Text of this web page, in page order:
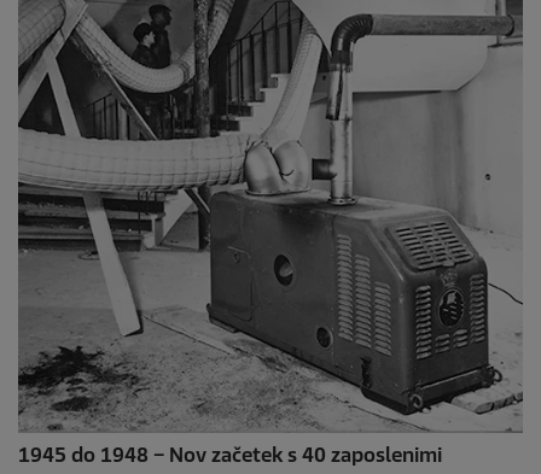
1945 do 1948 – Nov začetek s 40 zaposlenimi